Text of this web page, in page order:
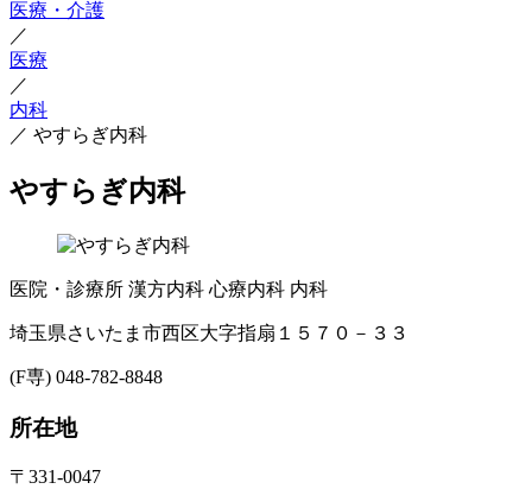
医療・介護
／
医療
／
内科
／ やすらぎ内科
やすらぎ内科
医院・診療所 漢方内科 心療内科 内科
埼玉県さいたま市西区大字指扇１５７０－３３
(F専) 048-782-8848
所在地
〒331-0047